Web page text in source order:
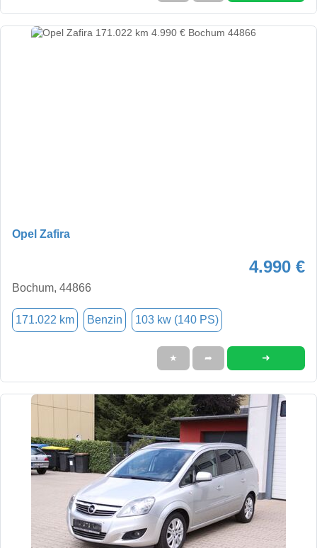
Opel Zafira
4.990 €
Bochum, 44866
171.022 km Benzin 103 kw (140 PS)
★ ➦ ➜